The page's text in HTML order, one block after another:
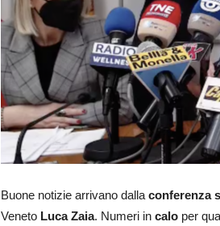
Buone notizie arrivano dalla conferenza
Veneto Luca Zaia. Numeri in calo per